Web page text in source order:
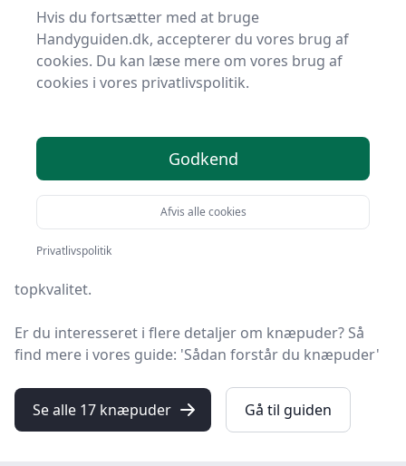
Diverse værktøj
Arbejdstøj og -sikkerhed
Bedste knæpuder og
tilbud - top 17
Velkommen til HandyGuiden – her finder du de bedste
knæpuder på markedet. Vi har nøje udvalgt 17
produkter, så du er sikret kvalitet.
Blandt de 17 udvalgte produkter finder du både
topkvalitet.
Er du interesseret i flere detaljer om knæpuder? Så
find mere i vores guide: 'Sådan forstår du knæpuder'
Se alle 17 knæpuder Gå til guiden
Hvis du fortsætter med at bruge
Handyguiden.dk, accepterer du vores brug af
cookies. Du kan læse mere om vores brug af
cookies i vores privatlivspolitik.
Godkend
Afvis alle cookies
Privatlivspolitik